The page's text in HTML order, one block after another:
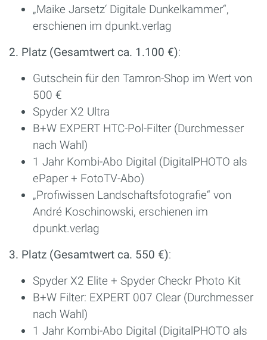
„Maike Jarsetz‘ Digitale Dunkelkammer“,
erschienen im dpunkt.verlag
2. Platz (Gesamtwert ca. 1.100 €):
Gutschein für den Tamron-Shop im Wert von
500 €
Spyder X2 Ultra
B+W EXPERT HTC-Pol-Filter (Durchmesser
nach Wahl)
1 Jahr Kombi-Abo Digital (DigitalPHOTO als
ePaper + FotoTV-Abo)
„Profiwissen Landschaftsfotografie“ von
André Koschinowski, erschienen im
dpunkt.verlag
3. Platz (Gesamtwert ca. 550 €):
Spyder X2 Elite + Spyder Checkr Photo Kit
B+W Filter: EXPERT 007 Clear (Durchmesser
nach Wahl)
1 Jahr Kombi-Abo Digital (DigitalPHOTO als